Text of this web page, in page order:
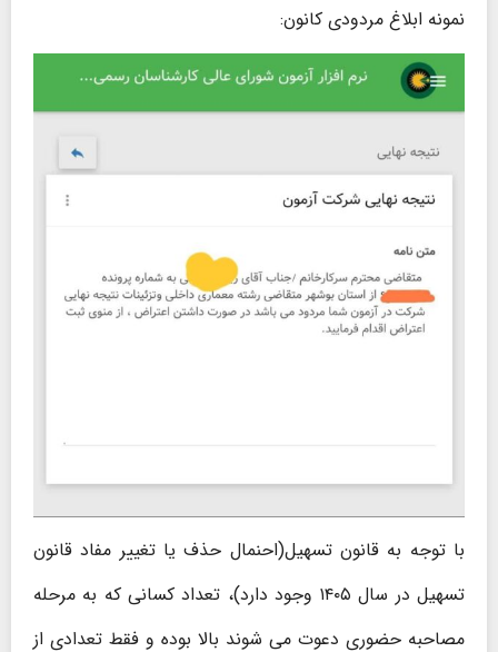
نمونه ابلاغ مردودی کانون:
با توجه به قانون تسهیل(احنمال حذف یا تغییر مفاد قانون
تسهیل در سال ۱۴۰۵ وجود دارد)، تعداد کسانی که به مرحله
مصاحبه حضوری دعوت می شوند بالا بوده و فقط تعدادی از